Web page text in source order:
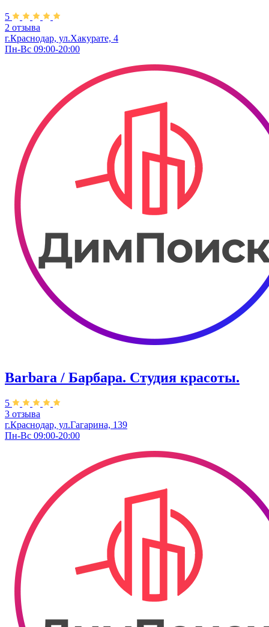
5
2 отзыва
г.Краснодар, ул.Хакурате, 4
Пн-Вс 09:00-20:00
Barbara / Барбара. Студия красоты.
5
3 отзыва
г.Краснодар, ул.Гагарина, 139
Пн-Вс 09:00-20:00